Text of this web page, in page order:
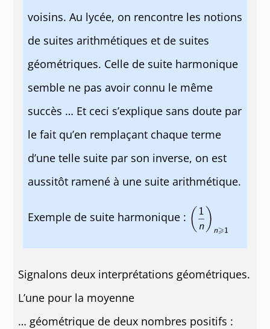
voisins. Au lycée, on rencontre les notions
de suites arithmétiques et de suites
géométriques. Celle de suite harmonique
semble ne pas avoir connu le même
succès … Et ceci s’explique sans doute par
le fait qu’en remplaçant chaque terme
d’une telle suite par son inverse, on est
aussitôt ramené à une suite arithmétique.
Exemple de suite harmonique :
Signalons deux interprétations géométriques.
L’une pour la moyenne
… géométrique de deux nombres positifs :